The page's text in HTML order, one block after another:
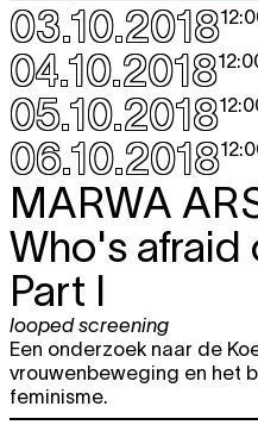
03.10.2018
04.10.2018
05.10.2018
06.10.2018
MARWA
Who's
Part I
looped screening
Een onderzoek naar de
vrouwenbeweging en het
feminisme.